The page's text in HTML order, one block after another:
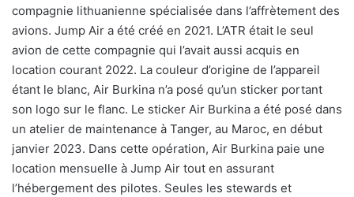
compagnie lithuanienne spécialisée dans l’affrètement des
avions. Jump Air a été créé en 2021. L’ATR était le seul
avion de cette compagnie qui l’avait aussi acquis en
location courant 2022. La couleur d’origine de l’appareil
étant le blanc, Air Burkina n’a posé qu’un sticker portant
son logo sur le flanc. Le sticker Air Burkina a été posé dans
un atelier de maintenance à Tanger, au Maroc, en début
janvier 2023. Dans cette opération, Air Burkina paie une
location mensuelle à Jump Air tout en assurant
l’hébergement des pilotes. Seules les stewards et